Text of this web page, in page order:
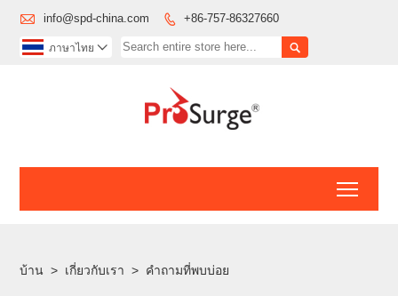
 info@spd-china.com  +86-757-86327660

ภาษาไทย 
บ้าน > เกี่ยวกับเรา > คำถามที่พบบ่อย